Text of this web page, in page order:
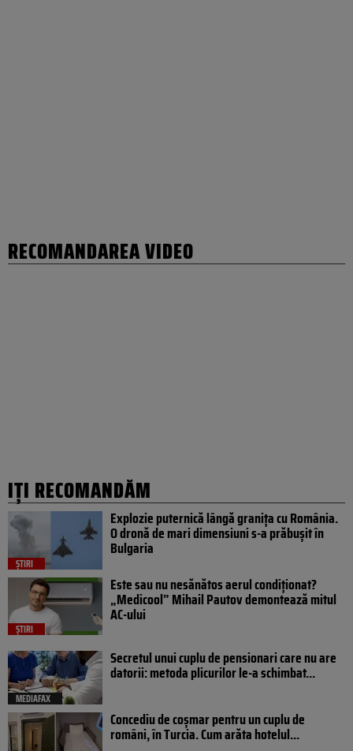
RECOMANDAREA VIDEO
IȚI RECOMANDĂM
ȘTIRI
Explozie puternică lângă granița cu România.
O dronă de mari dimensiuni s-a prăbușit în
Bulgaria
ȘTIRI
Este sau nu nesănătos aerul condiționat?
„Medicool” Mihail Pautov demontează mitul
AC-ului
MEDIAFAX
Secretul unui cuplu de pensionari care nu are
datorii: metoda plicurilor le-a schimbat...
Concediu de coșmar pentru un cuplu de
români, în Turcia. Cum arăta hotelul...